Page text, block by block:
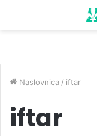
Naslovnica / iftar
iftar